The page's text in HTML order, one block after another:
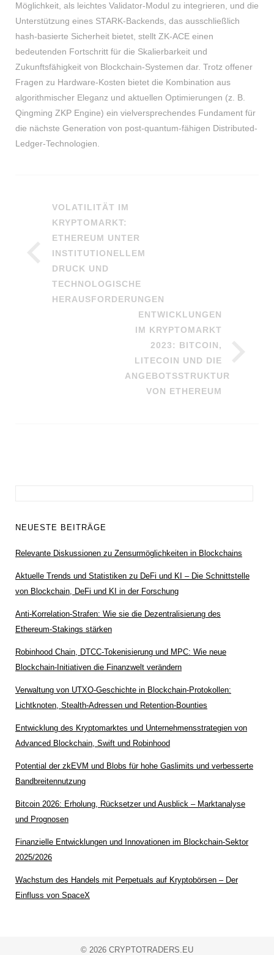
Möglichkeit, als leichtes Validator-Modul zu integrieren, und die
Unterstützung eines STARK-Backends, das ausschließlich
hash-basierte Sicherheit bietet, stellt ZK-ACE einen
bedeutenden Fortschritt für die Skalierbarkeit und
Zukunftsfähigkeit von Blockchain-Systemen dar. Trotz offener
Fragen zu Hardware-Kosten bietet die Kombination aus
algorithmischer Eleganz und aktuellen Optimierungen (z. B.
Qingming ZKP Engine) ein vielversprechendes Fundament für
die nächste Generation von post-quantum-fähigen Distributed-
Ledger-Technologien.
VOLATILITÄT IM
KRYPTOMARKT:
ETHEREUM UNTER
INSTITUTIONELLEM
DRUCK UND
TECHNOLOGISCHE
HERAUSFORDERUNGEN
ENTWICKLUNGEN
IM KRYPTOMARKT
2023: BITCOIN,
LITECOIN UND DIE
ANGEBOTSSTRUKTUR
VON ETHEREUM
NEUESTE BEITRÄGE
Relevante Diskussionen zu Zensurmöglichkeiten in Blockchains
Aktuelle Trends und Statistiken zu DeFi und KI – Die Schnittstelle
von Blockchain, DeFi und KI in der Forschung
Anti-Korrelation-Strafen: Wie sie die Dezentralisierung des
Ethereum-Stakings stärken
Robinhood Chain, DTCC-Tokenisierung und MPC: Wie neue
Blockchain-Initiativen die Finanzwelt verändern
Verwaltung von UTXO-Geschichte in Blockchain-Protokollen:
Lichtknoten, Stealth-Adressen und Retention-Bounties
Entwicklung des Kryptomarktes und Unternehmensstrategien von
Advanced Blockchain, Swift und Robinhood
Potential der zkEVM und Blobs für hohe Gaslimits und verbesserte
Bandbreitennutzung
Bitcoin 2026: Erholung, Rücksetzer und Ausblick – Marktanalyse
und Prognosen
Finanzielle Entwicklungen und Innovationen im Blockchain-Sektor
2025/2026
Wachstum des Handels mit Perpetuals auf Kryptobörsen – Der
Einfluss von SpaceX
© 2026 CRYPTOTRADERS.EU